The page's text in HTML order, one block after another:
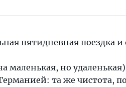
пятидневная поездка и
маленькая, но удаленькая)
та же чистота,